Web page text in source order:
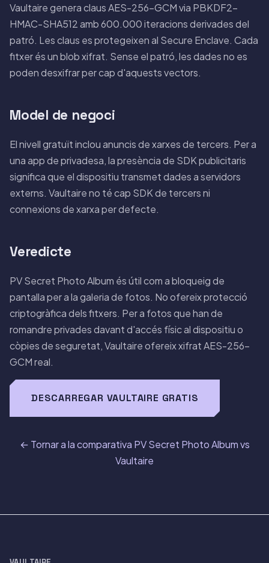
Vaultaire genera claus AES-256-GCM via PBKDF2-
HMAC-SHA512 amb 600.000 iteracions derivades del
patró. Les claus es protegeixen al Secure Enclave. Cada
fitxer és un blob xifrat. Sense el patró, les dades no es
poden desxifrar per cap d'aquests vectors.
Model de negoci
El nivell gratuït inclou anuncis de xarxes de tercers. Per a
una app de privadesa, la presència de SDK publicitaris
significa que el dispositiu transmet dades a servidors
externs. Vaultaire no té cap SDK de tercers ni
connexions de xarxa per defecte.
Veredicte
PV Secret Photo Album és útil com a bloqueig de
pantalla per a la galeria de fotos. No ofereix protecció
criptogràfica dels fitxers. Per a fotos que han de
romandre privades davant d'accés físic al dispositiu o
còpies de seguretat,Vaultaire ofereix xifrat AES-256-
GCM real.
DESCARREGAR VAULTAIRE GRATIS
← Tornar a la comparativa PV Secret Photo Album vs
Vaultaire